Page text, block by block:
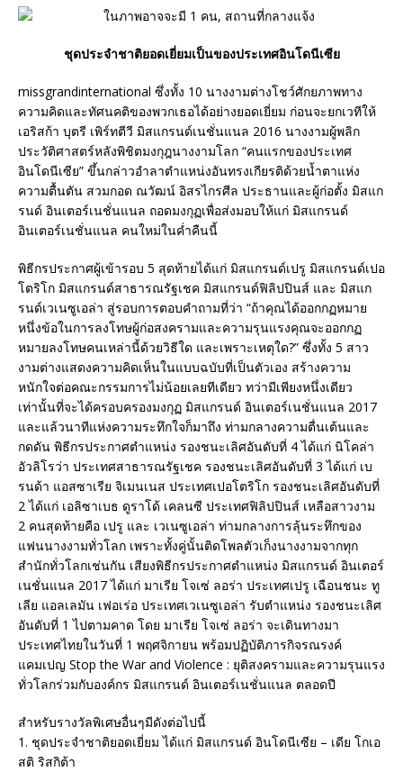
ชุดประจำชาติยอดเยี่ยมเป็นของประเทศอินโดนีเซีย
missgrandinternational ซึ่งทั้ง 10 นางงามต่างโชว์ศักยภาพทาง
ความคิดและทัศนคติของพวกเธอได้อย่างยอดเยี่ยม ก่อนจะยกเวทีให้
เอริสก้า บุตรี เพิร์ทตีวี มิสแกรนด์เนชั่นแนล 2016 นางงามผู้พลิก
ประวัติศาสตร์หลังพิชิตมงกุฎนางงามโลก “คนแรกของประเทศ
อินโดนีเซีย” ขึ้นกล่าวอำลาตำแหน่งอันทรงเกียรติด้วยน้ำตาแห่ง
ความตื้นตัน สวมกอด ณวัฒน์ อิสรไกรศีล ประธานและผู้ก่อตั้ง มิสแก
รนด์ อินเตอร์เนชั่นแนล ถอดมงกุฏเพื่อส่งมอบให้แก่ มิสแกรนด์
อินเตอร์เนชั่นแนล คนใหม่ในค่ำคืนนี้
พิธีกรประกาศผู้เข้ารอบ 5 สุดท้ายได้แก่ มิสแกรนด์เปรู มิสแกรนด์เปอ
โตริโก มิสแกรนด์สาธารณรัฐเชค มิสแกรนด์ฟิลิปปินส์ และ มิสแก
รนด์เวเนซูเอล่า สู่รอบการตอบคำถามที่ว่า “ถ้าคุณได้ออกกฏหมาย
หนึ่งข้อในการลงโทษผู้ก่อสงครามและความรุนแรงคุณจะออกกฏ
หมายลงโทษคนเหล่านี้ด้วยวิธีใด และเพราะเหตุใด?” ซึ่งทั้ง 5 สาว
งามต่างแสดงความคิดเห็นในแบบฉบับที่เป็นตัวเอง สร้างความ
หนักใจต่อคณะกรรมการไม่น้อยเลยทีเดียว ทว่ามีเพียงหนึ่งเดียว
เท่านั้นที่จะได้ครอบครองมงกุฏ มิสแกรนด์ อินเตอร์เนชั่นแนล 2017
และแล้วนาทีแห่งความระทึกใจก็มาถึง ท่ามกลางความตื่นเต้นและ
กดดัน พิธีกรประกาศตำแหน่ง รองชนะเลิศอันดับที่ 4 ได้แก่ นิโคล่า
อัวลิโรว่า ประเทศสาธารณรัฐเชค รองชนะเลิศอันดับที่ 3 ได้แก่ เบ
รนด้า แอสซาเรีย จิเมนเนส ประเทศเปอโตริโก รองชนะเลิศอันดับที่
2 ได้แก่ เอลิซาเบธ ดูราโด้ เคลนซี ประเทศฟิลิปปินส์ เหลือสาวงาม
2 คนสุดท้ายคือ เปรู และ เวเนซูเอล่า ท่ามกลางการลุ้นระทึกของ
แฟนนางงามทั่วโลก เพราะทั้งคู่นั้นติดโพลตัวเก็งนางงามจากทุก
สำนักทั่วโลกเช่นกัน เสียงพิธีกรประกาศตำแหน่ง มิสแกรนด์ อินเตอร์
เนชั่นแนล 2017 ได้แก่ มาเรีย โจเซ่ ลอร่า ประเทศเปรู เฉือนชนะ ทู
เลีย แอลเลมัน เฟอเร่อ ประเทศเวเนซูเอล่า รับตำแหน่ง รองชนะเลิศ
อันดับที่ 1 ไปตามคาด โดย มาเรีย โจเซ่ ลอร่า จะเดินทางมา
ประเทศไทยในวันที่ 1 พฤศจิกายน พร้อมปฏิบัติภารกิจรณรงค์
แคมเปญ Stop the War and Violence : ยุติสงครามและความรุนแรง
ทั่วโลกร่วมกับองค์กร มิสแกรนด์ อินเตอร์เนชั่นแนล ตลอดปี
สำหรับรางวัลพิเศษอื่นๆมีดังต่อไปนี้
1. ชุดประจำชาติยอดเยี่ยม ได้แก่ มิสแกรนด์ อินโดนีเซีย – เดีย โกเอ
สติ ริสกิต้า